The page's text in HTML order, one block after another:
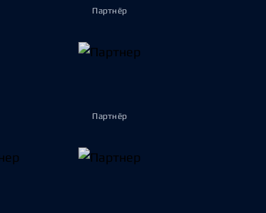
Партнёр
Партнёр